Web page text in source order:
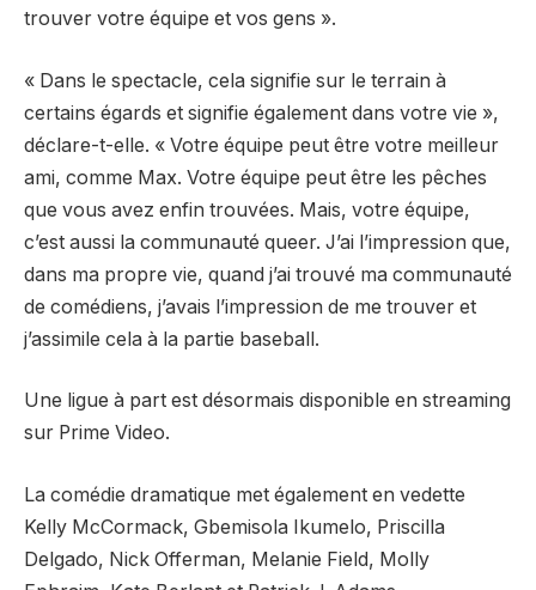
trouver votre équipe et vos gens ».
« Dans le spectacle, cela signifie sur le terrain à
certains égards et signifie également dans votre vie »,
déclare-t-elle. « Votre équipe peut être votre meilleur
ami, comme Max. Votre équipe peut être les pêches
que vous avez enfin trouvées. Mais, votre équipe,
c’est aussi la communauté queer. J’ai l’impression que,
dans ma propre vie, quand j’ai trouvé ma communauté
de comédiens, j’avais l’impression de me trouver et
j’assimile cela à la partie baseball.
Une ligue à part est désormais disponible en streaming
sur Prime Video.
La comédie dramatique met également en vedette
Kelly McCormack, Gbemisola Ikumelo, Priscilla
Delgado, Nick Offerman, Melanie Field, Molly